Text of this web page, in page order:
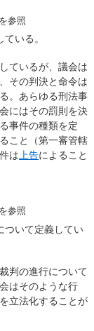
参照
いる。
ているが、議会は
その判決と命令は
。あらゆる刑法事
にはその罰則を決
事件の種類を定
こと（第一審管轄
は 上告によること
参照
ついて定義してい
判の進行について
はそのような行
立法化することが